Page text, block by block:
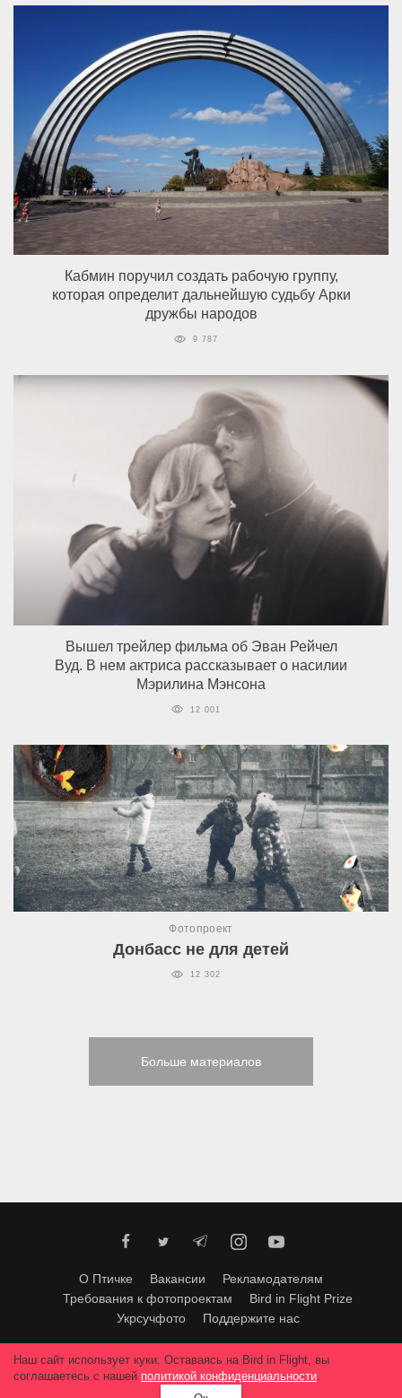
Кабмин поручил создать рабочую группу,
которая определит дальнейшую судьбу Арки
дружбы народов
9 787
Вышел трейлер фильма об Эван Рейчел
Вуд. В нем актриса рассказывает о насилии
Мэрилина Мэнсона
12 001
Фотопроект
Донбасс не для детей
12 302
Больше материалов
О Птичке Вакансии
Рекламодателям
Требования к фотопроектам
Bird in Flight Prize
Укрсучфото
Поддержите нас
Любое использование материалов допускается только с согласия
редакции.© 2026, Bird In Flight.
Все права защищены.
Наш сайт использует куки. Оставаясь на Bird in Flight, вы
соглашаетесь с нашей политикой конфиденциальности.